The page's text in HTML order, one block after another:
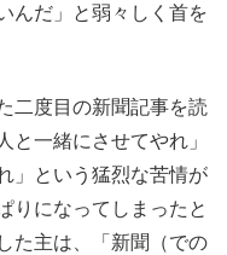
んだ」と弱々しく首を
二度目の新聞記事を読
と一緒にさせてやれ」
」という猛烈な苦情が
りになってしまったと
た主は、「新聞（での